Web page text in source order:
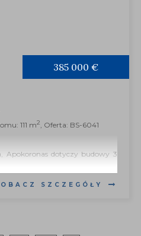
385 000 €
111 m2, Oferta: BS-6041
Apokoronas dotyczy budowy 3
SZCZEGÓŁY